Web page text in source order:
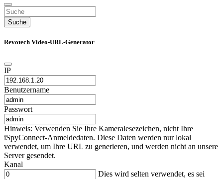
Suche
Revotech Video-URL-Generator
IP
Benutzername
Passwort
Hinweis: Verwenden Sie Ihre Kameralesezeichen, nicht Ihre
iSpyConnect-Anmeldedaten. Diese Daten werden nur lokal
verwendet, um Ihre URL zu generieren, und werden nicht an unsere
Server gesendet.
Kanal
Dies wird selten verwendet, es sei